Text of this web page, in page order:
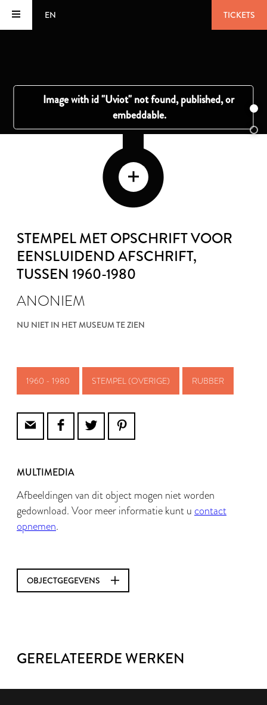
EN TICKETS
STEMPEL MET OPSCHRIFT VOOR
EENSLUIDEND AFSCHRIFT,
TUSSEN 1960-1980
ANONIEM
NU NIET IN HET MUSEUM TE ZIEN
1960 - 1980 STEMPEL (OVERIGE) RUBBER
MULTIMEDIA
Afbeeldingen van dit object mogen niet worden
gedownload. Voor meer informatie kunt u contact
opnemen.
OBJECTGEGEVENS
GERELATEERDE WERKEN